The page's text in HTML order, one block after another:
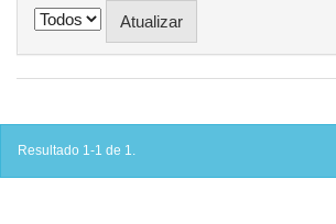
Resultado 1-1 de 1.